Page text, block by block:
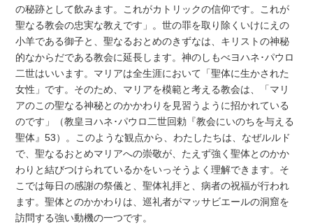
の秘跡として飲みます。これがカトリックの信仰です。これが
聖なる教会の忠実な教えです」。世の罪を取り除くいけにえの
小羊である御子と、聖なるおとめのきずなは、キリストの神秘
的なからだである教会に延長します。神のしもべヨハネ･パウロ
二世はいいます。マリアは全生涯において「聖体に生かされた
女性」です。そのため、マリアを模範と考える教会は、「マリ
アのこの聖なる神秘とのかかわりを見習うように招かれている
のです」（教皇ヨハネ･パウロ二世回勅『教会にいのちを与える
聖体』53）。このような観点から、わたしたちは、なぜルルド
で、聖なるおとめマリアへの崇敬が、たえず強く聖体とのかか
わりと結びつけられているかをいっそうよく理解できます。そ
こでは毎日の感謝の祭儀と、聖体礼拝と、病者の祝福が行われ
ます。聖体とのかかわりは、巡礼者がマッサビエールの洞窟を
訪問する強い動機の一つです。